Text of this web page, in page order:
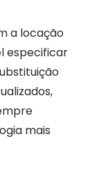
a locação
especificar
mais